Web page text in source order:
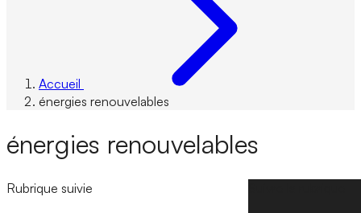
Accueil
énergies renouvelables
énergies renouvelables
Rubrique suivie